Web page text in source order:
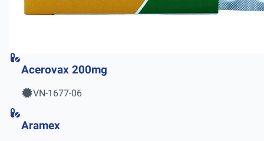
Acerovax 200mg
VN-1677-06
Aramex